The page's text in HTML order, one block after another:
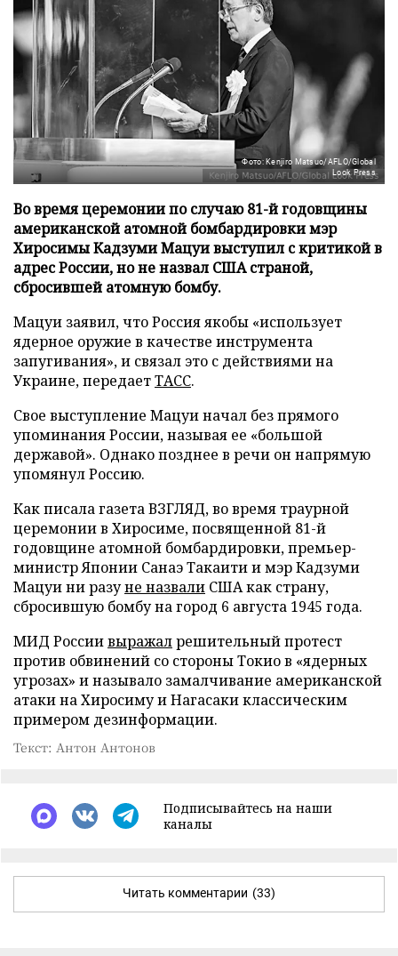
Фото: Kenjiro Matsuo/AFLO/Global
Look Press
Во время церемонии по случаю 81-й годовщины
американской атомной бомбардировки мэр
Хиросимы Кадзуми Мацуи выступил с критикой в
адрес России, но не назвал США страной,
сбросившей атомную бомбу.
Мацуи заявил, что Россия якобы «использует
ядерное оружие в качестве инструмента
запугивания», и связал это с действиями на
Украине, передаетТАСС.
Свое выступление Мацуи начал без прямого
упоминания России, называя ее «большой
державой». Однако позднее в речи он напрямую
упомянул Россию.
Как писала газета ВЗГЛЯД, во время траурной
церемонии в Хиросиме, посвященной 81-й
годовщине атомной бомбардировки, премьер-
министр Японии Санаэ Такаити и мэр Кадзуми
Мацуи ни разуне назвали США как страну,
сбросившую бомбу на город 6 августа 1945 года.
МИД Россиивыражалрешительный протест
против обвинений со стороны Токио в «ядерных
угрозах» и называло замалчивание американской
атаки на Хиросиму и Нагасаки классическим
примером дезинформации.
Текст: Антон Антонов
Подписывайтесь на наши
каналы
Читать комментарии (33)